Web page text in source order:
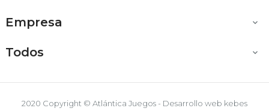
Empresa 
Todos 
2020 Copyright © Atlántica Juegos - Desarrollo web kebes